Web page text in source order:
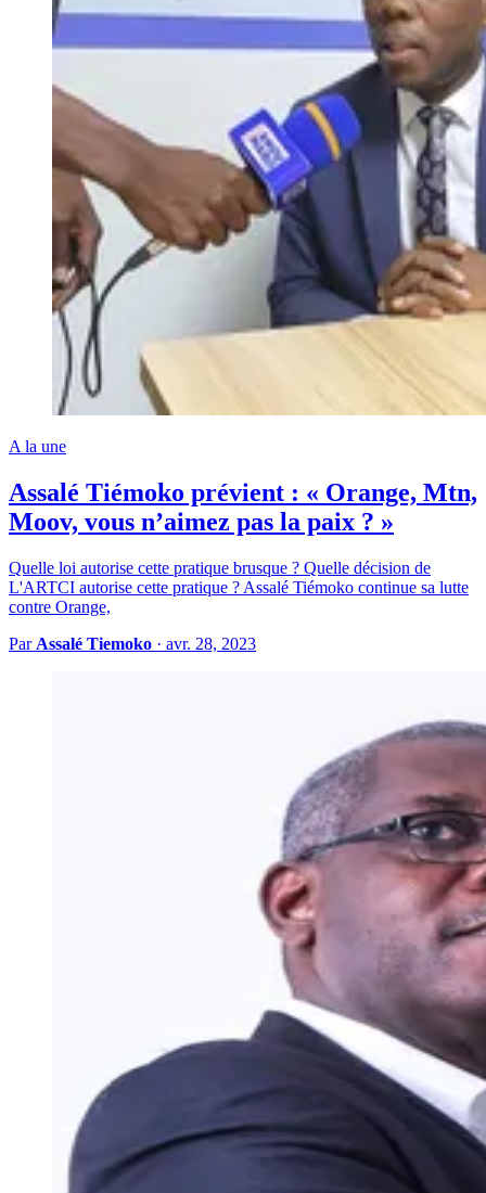
A la une
Assalé Tiémoko prévient : « Orange, Mtn,
Moov, vous n’aimez pas la paix ? »
Quelle loi autorise cette pratique brusque ? Quelle décision de
L'ARTCI autorise cette pratique ? Assalé Tiémoko continue sa lutte
contre Orange,
Par Assalé Tiemoko · avr. 28, 2023